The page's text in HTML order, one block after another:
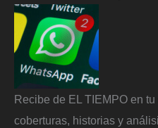
Recibe de EL TIEMPO en
coberturas, historias y